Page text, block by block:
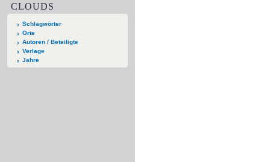
CLOUDS
Schlagwörter
Orte
Autoren / Beteiligte
Verlage
Jahre